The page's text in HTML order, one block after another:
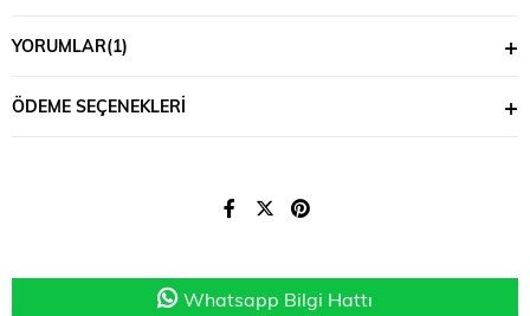
YORUMLAR(1)
ÖDEME SEÇENEKLERI
Whatsapp Bilgi Hattı